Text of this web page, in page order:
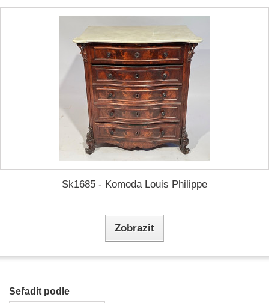
Sk1685 - Komoda Louis Philippe
Zobrazit
Seřadit podle